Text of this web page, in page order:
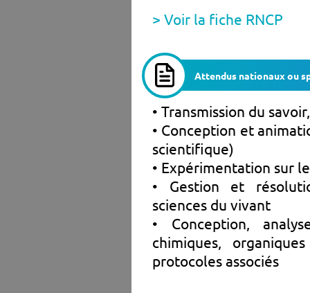
> Voir la fiche RNCP
Attendus nationaux ou
• Transmission du
• Conception et
scientifique)
• Expérimentation sur
• Gestion et
sciences du vivant
• Conception,
chimiques,
protocoles associés